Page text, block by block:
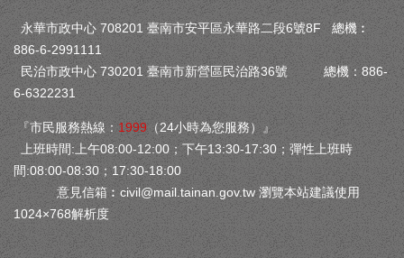
永華市政中心 708201 臺南市安平區永華路二段6號8F 總機︰
886-6-2991111
民治市政中心 730201 臺南市新營區民治路36號 總機：886-
6-6322231
『市民服務熱線： 1999 （24小時為您服務）』
上班時間:上午08:00-12:00；下午13:30-17:30；彈性上班時
間:08:00-08:30；17:30-18:00
意見信箱︰ civil@mail.tainan.gov.tw 瀏覽本站建議使用
1024×768解析度